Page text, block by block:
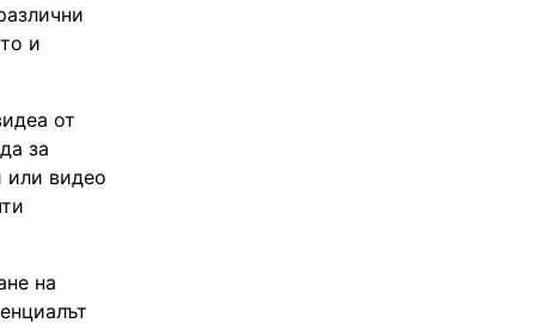
и
от
за
или видео
на